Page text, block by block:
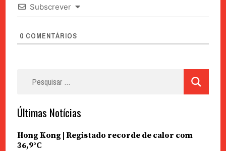
Subscrever
0 COMENTÁRIOS
Últimas Notícias
Hong Kong | Registado recorde de calor com
36,9°C